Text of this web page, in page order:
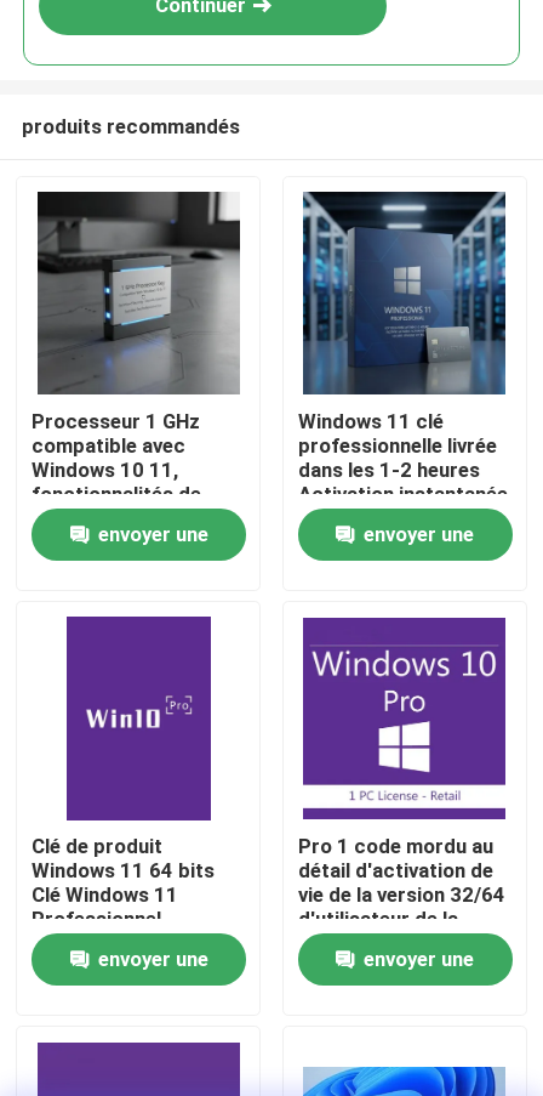
À la maison
Produits
Vidéos
À propos de nous
Contrôle de la qualité
Nouvelles
Demandez un devis
plus professionnel du bureau 2021
Continuer
produits recommandés
Processeur 1 GHz
compatible avec
Windows 10 11,
fonctionnalités de
sécurité optimisées,
fonctionnement fluide,
adapté aux
envoyer une
Windows 11 clé
professionnelle livrée
dans les 1-2 heures
Activation instantanée
authentique
Plateforme Windows
Accès sécurisé
envoyer une
Clé de produit
Windows 11 64 bits
Clé Windows 11
Professionnel
Activation sécurisée
pour les entreprises et
solution de licence
envoyer une
Pro 1 code mordu au
détail d'activation de
vie de la version 32/64
d'utilisateur de la
victoire 10 plein
envoyer une